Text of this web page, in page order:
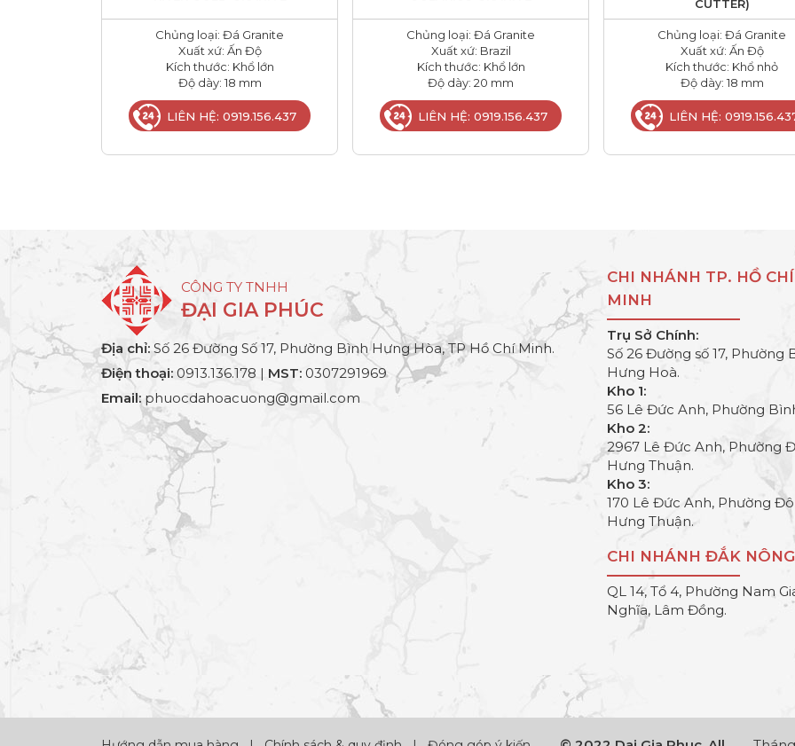
Chủng loại: Đá Granite
Xuất xứ: Ấn Độ
Kích thước: Khổ lớn
Độ dày: 18 mm
LIÊN HỆ: 0919.156.437
Chủng loại: Đá Granite
Xuất xứ: Brazil
Kích thước: Khổ lớn
Độ dày: 20 mm
LIÊN HỆ: 0919.156.437
CUTTER)
Chủng loại: Đá Granite
Xuất xứ: Ấn Độ
Kích thước: Khổ nhỏ
Độ dày: 18 mm
LIÊN HỆ:
CÔNG TY TNHH
ĐẠI GIA PHÚC
Địa chỉ: Số 26 Đường Số 17, Phường Bình Hưng Hòa, TP Hồ Chí Minh.
Điện thoại: 0913.136.178 | MST: 0307291969
Email: phuocdahoacuong@gmail.com
CHI NHÁNH TP. HỒ CHÍ
MINH
Trụ Sở Chính:
Số 26 Đường số 17, Phường
Hưng Hoà.
Kho 1:
56 Lê Đức Anh, Phường
Kho 2:
2967 Lê Đức Anh, Phường
Hưng Thuận.
Kho 3:
170 Lê Đức Anh, Phường
Hưng Thuận.
CHI NHÁNH ĐẮK NÔNG
QL 14, Tổ 4, Phường Nam
Nghĩa, Lâm Đồng.